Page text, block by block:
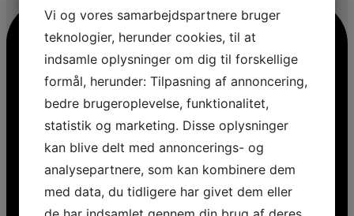
Vi og vores samarbejdspartnere bruger
teknologier, herunder cookies, til at
indsamle oplysninger om dig til forskellige
formål, herunder: Tilpasning af annoncering,
bedre brugeroplevelse, funktionalitet,
statistik og marketing. Disse oplysninger
kan blive delt med annoncerings- og
analysepartnere, som kan kombinere dem
med data, du tidligere har givet dem eller